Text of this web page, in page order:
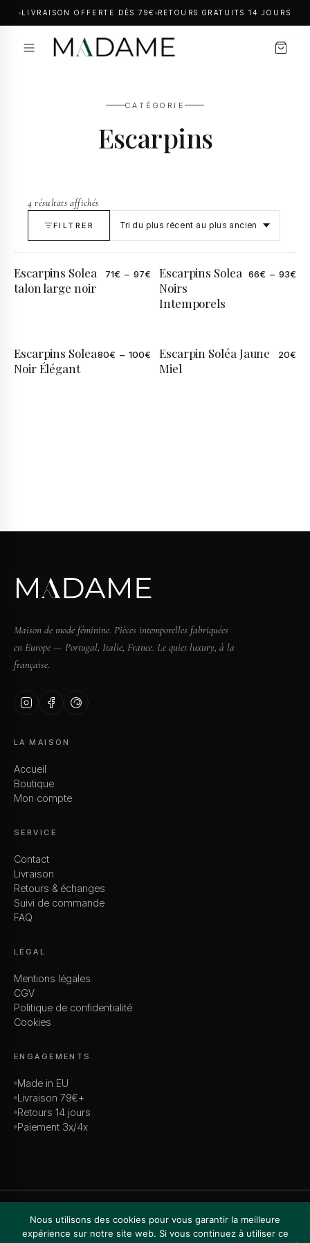
LIVRAISON OFFERTE DÈS 79€ RETOURS GRATUITS 14 JOURS
CATÉGORIE
Escarpins
4 résultats affichés
FILTRER
Escarpins Solea
talon large noir
71€ – 97€
Escarpins Solea
Noirs
Intemporels
66€ – 93€
Escarpins Solea
Noir Élégant
80€ – 100€
Escarpin Soléa Jaune
Miel
20€
Maison de mode féminine. Pièces intemporelles fabriquées
en Europe — Portugal, Italie, France. Le quiet luxury, à la
française.
LA MAISON
Accueil
Boutique
Mon compte
SERVICE
Contact
Livraison
Retours & échanges
Suivi de commande
FAQ
LÉGAL
Mentions légales
CGV
Politique de confidentialité
Cookies
ENGAGEMENTS
Made in EU
Livraison 79€+
Retours 14 jours
Paiement 3x/4x
VISA · MASTERCARD · AMEX · PAYPAL
Nous utilisons des cookies pour vous garantir la meilleure
expérience sur notre site web. Si vous continuez à utiliser ce